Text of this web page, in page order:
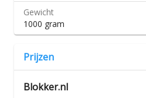
Gewicht
1000 gram
Prijzen
Blokker.nl